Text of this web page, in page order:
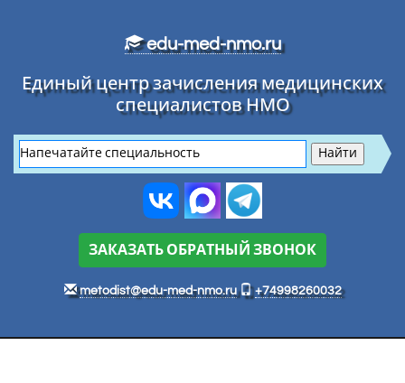
edu-med-nmo.ru
Единый центр зачисления медицинских
специалистов НМО
ЗАКАЗАТЬ ОБРАТНЫЙ ЗВОНОК
metodist@edu-med-nmo.ru +74998260032